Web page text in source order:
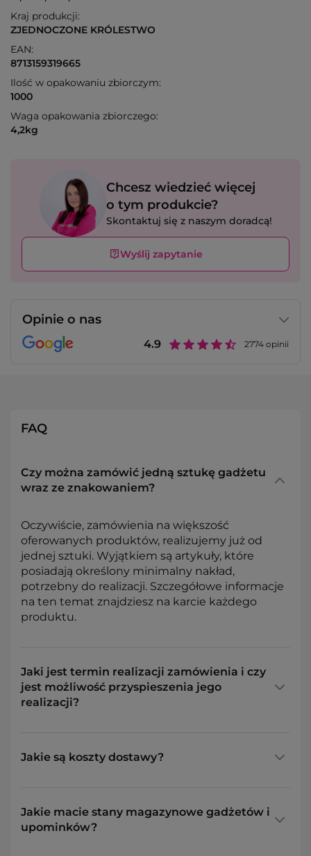
Kraj produkcji:
ZJEDNOCZONE KRÓLESTWO
EAN:
8713159319665
Ilość w opakowaniu zbiorczym:
1000
Waga opakowania zbiorczego:
4,2kg
Chcesz wiedzieć więcej
o tym produkcie?
Skontaktuj się z naszym doradcą!
Wyślij zapytanie
Opinie o nas
4.9 2774 opinii
FAQ
Czy można zamówić jedną sztukę gadżetu
wraz ze znakowaniem?
Oczywiście, zamówienia na większość
oferowanych produktów, realizujemy już od
jednej sztuki. Wyjątkiem są artykuły, które
posiadają określony minimalny nakład,
potrzebny do realizacji. Szczegółowe informacje
na ten temat znajdziesz na karcie każdego
produktu.
Jaki jest termin realizacji zamówienia i czy
jest możliwość przyspieszenia jego
realizacji?
Jakie są koszty dostawy?
Jakie macie stany magazynowe gadżetów i
upominków?